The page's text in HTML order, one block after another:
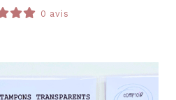
0 avis